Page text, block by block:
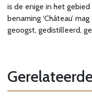
is de enige in het
benaming ‘Château’
geoogst, gedistilleerd,